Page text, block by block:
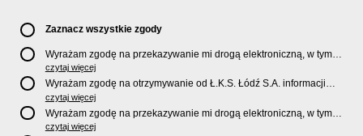
Zaznacz wszystkie zgody
Wyrażam zgodę na przekazywanie mi drogą elektroniczną, w tym
pocztą e-mail, oficjalnego newslettera oraz informacji o zniżkach,
promocjach, nowościach, biletach, karnetach, ofercie sklepu U2
Store oraz serwisu bilety.lkslodz.pl i innych produktach oraz
usługach oferowanych przez Ł.K.S. Łódź S.A.
czytaj więcej
Wyrażam zgodę na otrzymywanie od Ł.K.S. Łódź S.A. informacji
marketingowych dotyczących działalności spółki, ofert, wydarzeń i
produktów za pośrednictwem wiadomości SMS oraz połączeń
telefonicznych.
czytaj więcej
Wyrażam zgodę na przekazywanie mi drogą elektroniczną, w tym
pocztą e-mail, informacji handlowych i marketingowych o
czytaj więcej